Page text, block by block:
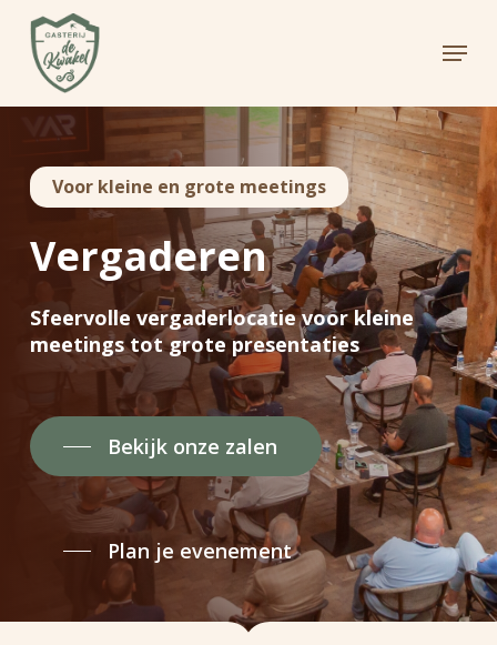
main
content
Menu
Voor kleine en grote meetings
Vergaderen
Sfeervolle vergaderlocatie voor kleine
meetings tot grote presentaties
Bekijk onze zalen
Plan je evenement
Close